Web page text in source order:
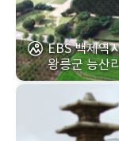
EBS 백제역
왕릉군 능산